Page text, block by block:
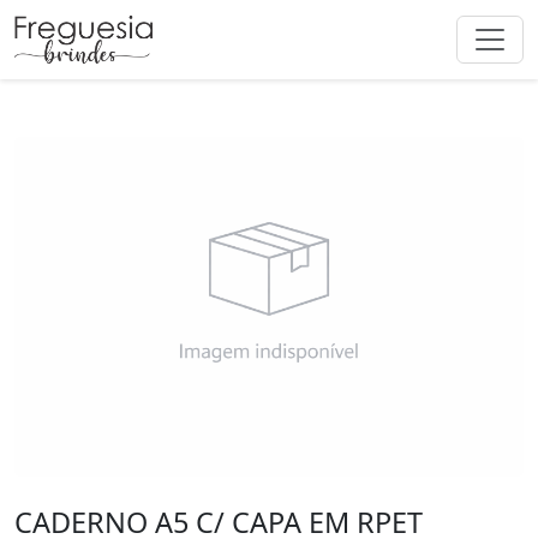
CADERNO A5 C/ CAPA EM RPET